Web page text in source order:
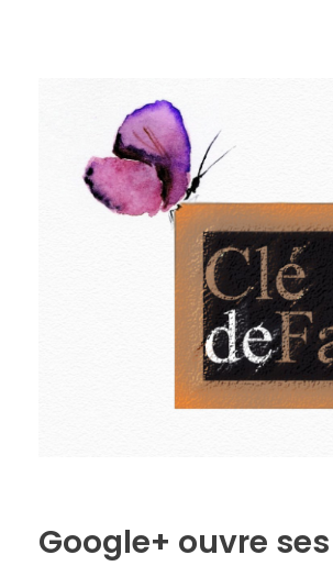
Google+ ouvre